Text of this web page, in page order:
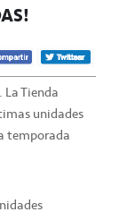
Tienda
unidades
temporada